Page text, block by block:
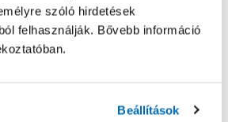
szóló hirdetések
felhasználják. Bővebb információ
Beállítások